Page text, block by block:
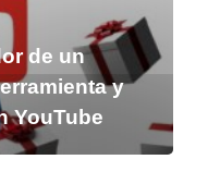
de un
y
YouTube